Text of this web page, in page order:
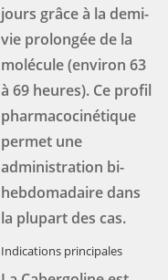
jours grâce à la demi-
vie prolongée de la
molécule (environ 63
à 69 heures). Ce profil
pharmacocinétique
permet une
administration bi-
hebdomadaire dans
la plupart des cas.
Indications principales